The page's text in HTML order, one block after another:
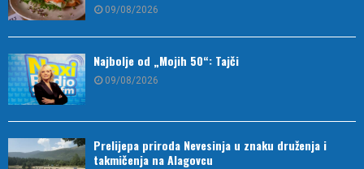
09/08/2026
Najbolje od „Mojih 50“: Tajči
09/08/2026
Prelijepa priroda Nevesinja u znaku druženja i
takmičenja na Alagovcu